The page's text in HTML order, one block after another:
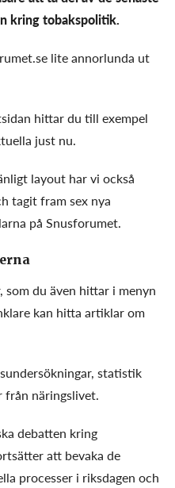
kring tobakspolitik.
lite annorlunda ut
hittar du till exempel
just nu.
layout har vi också
tagit fram sex nya
på Snusforumet.
som du även hittar i menyn
kan hitta artiklar om
statistik
från näringslivet.
debatten kring
att bevaka de
processer i riksdagen och